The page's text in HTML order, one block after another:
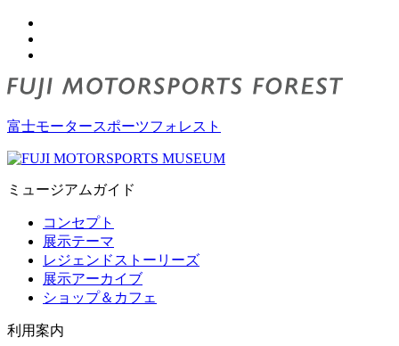
富士モータースポーツフォレスト
ミュージアムガイド
コンセプト
展示テーマ
レジェンドストーリーズ
展示アーカイブ
ショップ＆カフェ
利用案内